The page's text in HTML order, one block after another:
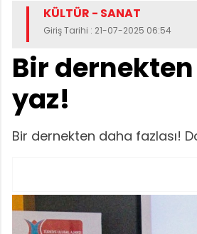
KÜLTÜR - SANAT
Giriş Tarihi : 21-07-2025 06:54
Bir
yaz!
Bir dernekten daha fazlası!